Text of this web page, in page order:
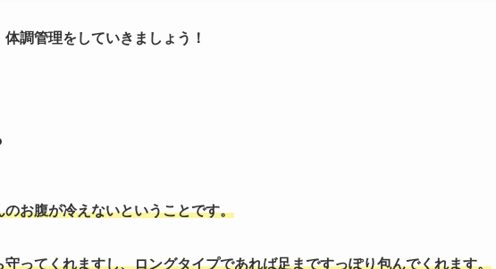
調管理をしていきましょう！
お腹が冷えないということです。
ってくれますし、ロングタイプであれば足まですっぽり包んでくれます。